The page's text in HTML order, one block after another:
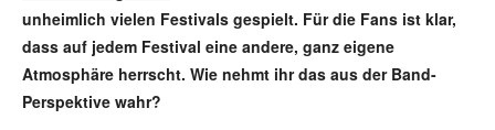
unheimlich vielen Festivals gespielt. Für die Fans ist klar,
dass auf jedem Festival eine andere, ganz eigene
Atmosphäre herrscht. Wie nehmt ihr das aus der Band-
Perspektive wahr?